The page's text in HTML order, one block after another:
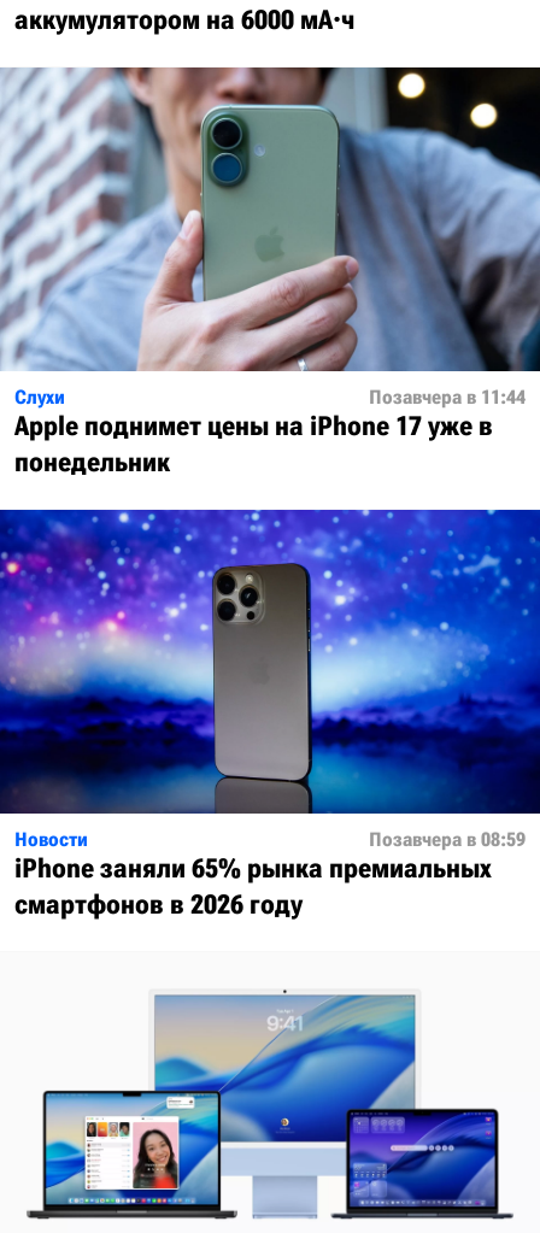
аккумулятором на 6000 мА·ч
Слухи Позавчера в 11:44
Apple поднимет цены на iPhone 17 уже в
понедельник
Новости Позавчера в 08:59
iPhone заняли 65% рынка премиальных
смартфонов в 2026 году